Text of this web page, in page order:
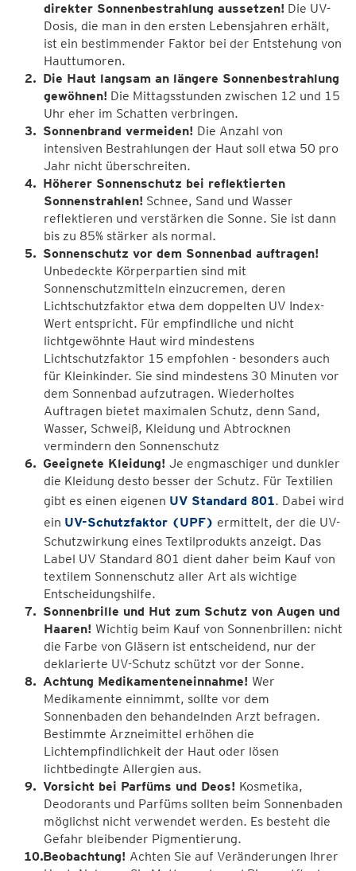
direkter Sonnenbestrahlung aussetzen! Die UV-
Dosis, die man in den ersten Lebensjahren erhält,
ist ein bestimmender Faktor bei der Entstehung von
Hauttumoren.
Die Haut langsam an längere Sonnenbestrahlung
gewöhnen! Die Mittagsstunden zwischen 12 und 15
Uhr eher im Schatten verbringen.
Sonnenbrand vermeiden! Die Anzahl von
intensiven Bestrahlungen der Haut soll etwa 50 pro
Jahr nicht überschreiten.
Höherer Sonnenschutz bei reflektierten
Sonnenstrahlen! Schnee, Sand und Wasser
reflektieren und verstärken die Sonne. Sie ist dann
bis zu 85% stärker als normal.
Sonnenschutz vor dem Sonnenbad auftragen!
Unbedeckte Körperpartien sind mit
Sonnenschutzmitteln einzucremen, deren
Lichtschutzfaktor etwa dem doppelten UV Index-
Wert entspricht. Für empfindliche und nicht
lichtgewöhnte Haut wird mindestens
Lichtschutzfaktor 15 empfohlen - besonders auch
für Kleinkinder. Sie sind mindestens 30 Minuten vor
dem Sonnenbad aufzutragen. Wiederholtes
Auftragen bietet maximalen Schutz, denn Sand,
Wasser, Schweiß, Kleidung und Abtrocknen
vermindern den Sonnenschutz
Geeignete Kleidung! Je engmaschiger und dunkler
die Kleidung desto besser der Schutz. Für Textilien
gibt es einen eigenen UV Standard 801. Dabei wird
ein UV-Schutzfaktor (UPF) ermittelt, der die UV-
Schutzwirkung eines Textilprodukts anzeigt. Das
Label UV Standard 801 dient daher beim Kauf von
textilem Sonnenschutz aller Art als wichtige
Entscheidungshilfe.
Sonnenbrille und Hut zum Schutz von Augen und
Haaren! Wichtig beim Kauf von Sonnenbrillen: nicht
die Farbe von Gläsern ist entscheidend, nur der
deklarierte UV-Schutz schützt vor der Sonne.
Achtung Medikamenteneinnahme! Wer
Medikamente einnimmt, sollte vor dem
Sonnenbaden den behandelnden Arzt befragen.
Bestimmte Arzneimittel erhöhen die
Lichtempfindlichkeit der Haut oder lösen
lichtbedingte Allergien aus.
Vorsicht bei Parfüms und Deos! Kosmetika,
Deodorants und Parfüms sollten beim Sonnenbaden
möglichst nicht verwendet werden. Es besteht die
Gefahr bleibender Pigmentierung.
Beobachtung! Achten Sie auf Veränderungen Ihrer